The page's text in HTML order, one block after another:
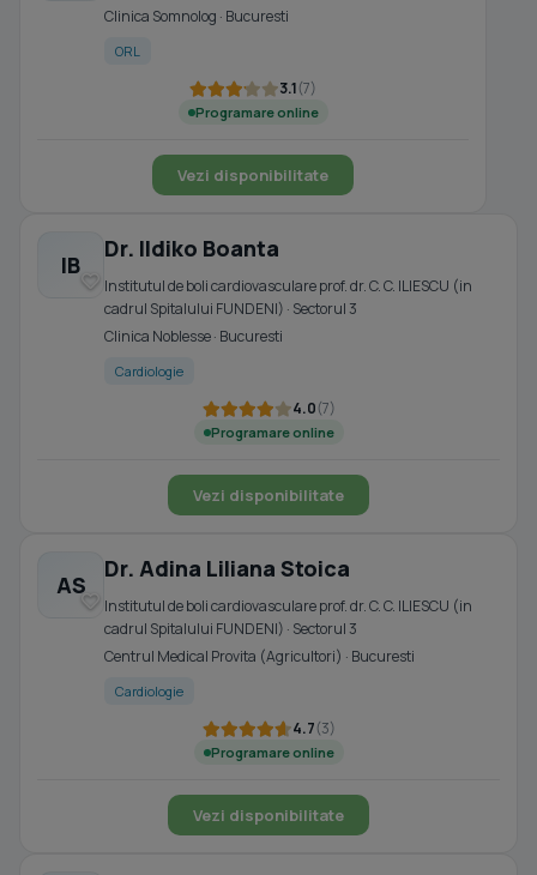
Clinica Somnolog · Bucuresti
ORL
3.1(7)
Programare online
Vezi disponibilitate
IB
Dr. Ildiko Boanta
Institutul de boli cardiovasculare prof. dr. C. C. ILIESCU (in
cadrul Spitalului FUNDENI) · Sectorul 3
Clinica Noblesse · Bucuresti
Cardiologie
4.0(7)
Programare online
Vezi disponibilitate
AS
Dr. Adina Liliana Stoica
Institutul de boli cardiovasculare prof. dr. C. C. ILIESCU (in
cadrul Spitalului FUNDENI) · Sectorul 3
Centrul Medical Provita (Agricultori) · Bucuresti
Cardiologie
4.7(3)
Programare online
Vezi disponibilitate